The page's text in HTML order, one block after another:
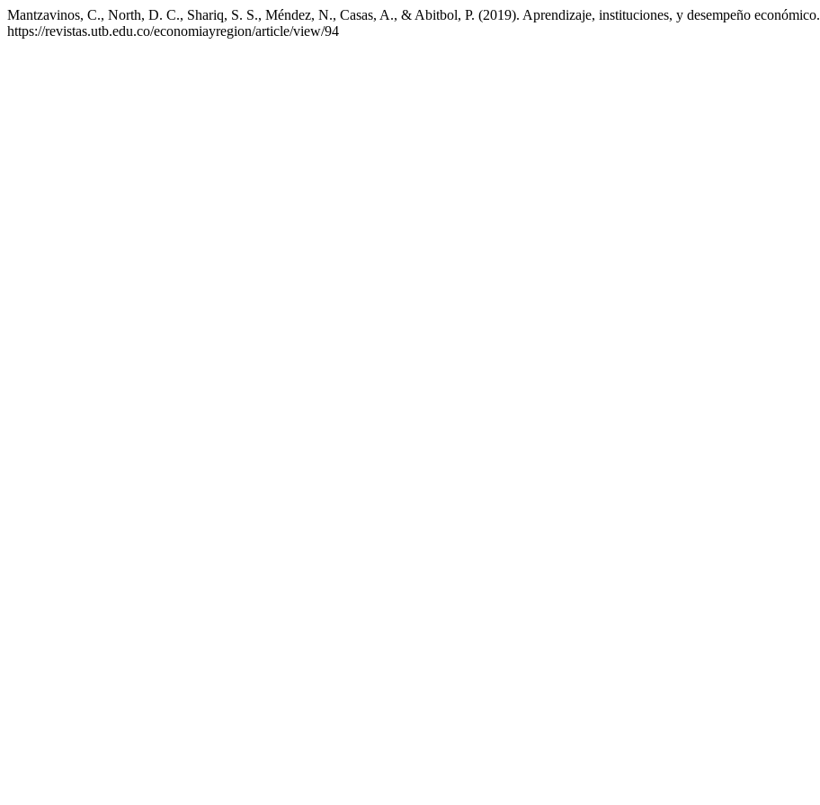
Mantzavinos, C., North, D. C., Shariq, S. S., Méndez, N., Casas, A., & Abitbol, P. (2019). Aprendizaje, instituciones, y desempeño económico.
https://revistas.utb.edu.co/economiayregion/article/view/94